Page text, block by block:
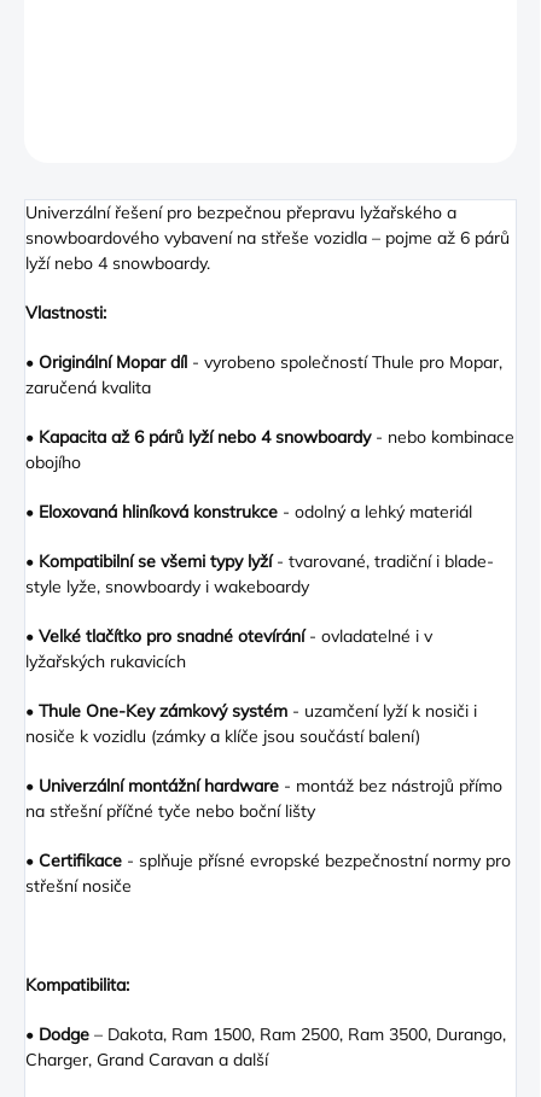
Univerzální řešení pro bezpečnou přepravu lyžařského a
snowboardového vybavení na střeše vozidla – pojme až 6 párů
lyží nebo 4 snowboardy.
Vlastnosti:
• Originální Mopar díl - vyrobeno společností Thule pro Mopar,
zaručená kvalita
• Kapacita až 6 párů lyží nebo 4 snowboardy- nebo kombinace
obojího
• Eloxovaná hliníková konstrukce - odolný a lehký materiál
• Kompatibilní se všemi typy lyží- tvarované, tradiční i blade-
style lyže, snowboardy i wakeboardy
• Velké tlačítko pro snadné otevírání- ovladatelné i v
lyžařských rukavicích
• Thule One-Key zámkový systém - uzamčení lyží k nosiči i
nosiče k vozidlu (zámky a klíče jsou součástí balení)
• Univerzální montážní hardware - montáž bez nástrojů přímo
na střešní příčné tyče nebo boční lišty
• Certifikace - splňuje přísné evropské bezpečnostní normy pro
střešní nosiče
Kompatibilita:
• Dodge – Dakota, Ram 1500, Ram 2500, Ram 3500, Durango,
Charger, Grand Caravan a další